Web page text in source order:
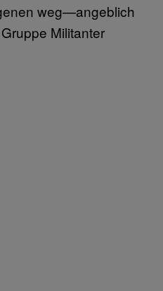
weg—angeblich
Militanter